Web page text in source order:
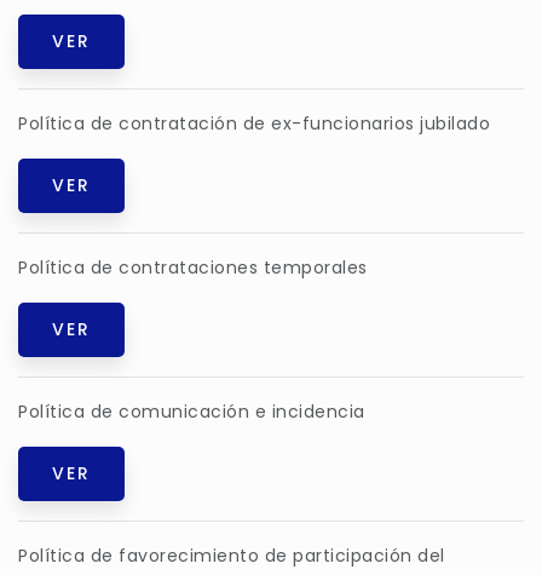
VER
Política de contratación de ex-funcionarios jubilado
VER
Política de contrataciones temporales
VER
Política de comunicación e incidencia
VER
Política de favorecimiento de participación del